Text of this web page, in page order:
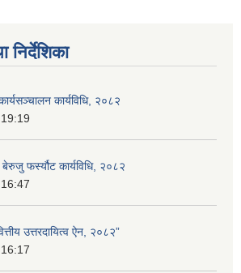
कार्यविधि, २०८२
बेरुजु फर्स्यौट कार्यविधि, २०८२
उत्तरदायित्व ऐन, २०८२”